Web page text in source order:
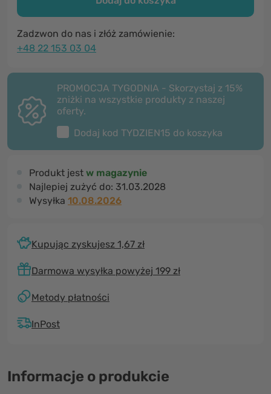
Zadzwon do nas i złóż zamówienie:
+48 22 153 03 04
PROMOCJA TYGODNIA - Skorzystaj z 15%
zniżki na wszystkie produkty z naszej
oferty.
Dodaj kod TYDZIEN15 do koszyka
Produkt jest w magazynie
Najlepiej zużyć do: 31.03.2028
Wysyłka 10.08.2026
Kupując zyskujesz 1,67 zł
Darmowa wysyłka powyżej 199 zł
Metody płatności
InPost
Informacje o produkcie